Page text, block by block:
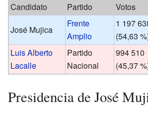
Candidato Partido Votos
José Mujica
Frente
Amplio
1 197
(54,63
Luis Alberto
Lacalle
Partido
Nacional
994 510
(45,37
Presidencia de José